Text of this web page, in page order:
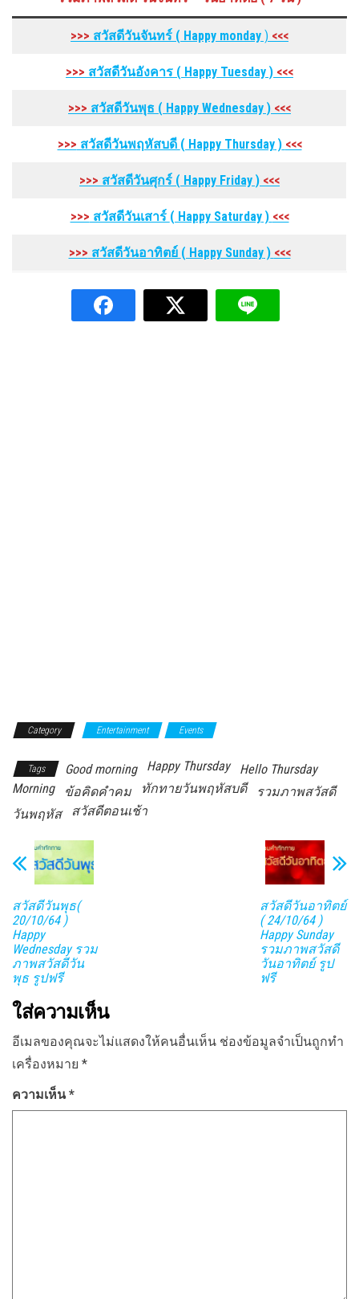
>>> สวัสดีวันจันทร์ ( Happy monday ) <<<
>>> สวัสดีวันอังคาร ( Happy Tuesday ) <<<
>>> สวัสดีวันพุธ ( Happy Wednesday ) <<<
>>> สวัสดีวันพฤหัสบดี ( Happy Thursday) <<<
>>> สวัสดีวันศุกร์ ( Happy Friday ) <<<
>>> สวัสดีวันเสาร์ ( Happy Saturday) <<<
>>> สวัสดีวันอาทิตย์ ( Happy Sunday) <<<
Category Entertainment Events
Tags Good morning Happy Thursday
Hello Thursday
Morning
ข้อคิดคำคม ทักทายวันพฤหัสบดี
รวมภาพสวัสดี
วันพฤหัส
สวัสดีตอนเช้า
สวัสดีวันพุธ(
20/10/64 )
Happy
Wednesday รวม
ภาพสวัสดีวัน
พุธ รูปฟรี
สวัสดีวันอาทิตย์
( 24/10/64 )
Happy Sunday
รวมภาพสวัสดี
วันอาทิตย์ รูป
ฟรี
ใส่ความเห็น
อีเมลของคุณจะไม่แสดงให้คนอื่นเห็น ช่องข้อมูลจำเป็นถูกทำ
เครื่องหมาย *
ความเห็น*